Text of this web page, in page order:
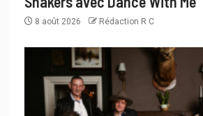
8 août 2026 Rédaction R C